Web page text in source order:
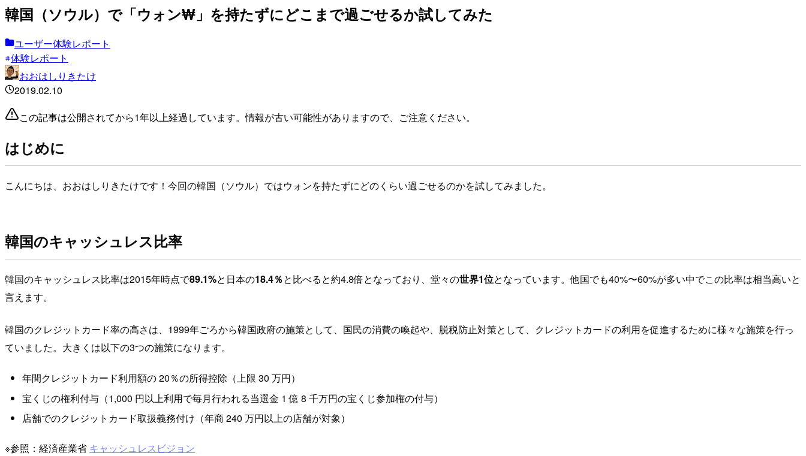
韓国（ソウル）で「ウォン₩」を持たずにどこまで過ごせるか試してみた
ユーザー体験レポート
体験レポート
おおはしりきたけ
2019.02.10
この記事は公開されてから1年以上経過しています。情報が古い可能性がありますので、ご注意ください。
はじめに
こんにちは、おおはしりきたけです！今回の韓国（ソウル）ではウォンを持たずにどのくらい過ごせるのかを試してみました。
韓国のキャッシュレス比率
韓国のキャッシュレス比率は2015年時点で89.1%と日本の18.4％と比べると約4.8倍となっており、堂々の世界1位となっています。他国でも40%〜60%が多い中でこの比率は相当高いと
言えます。
韓国のクレジットカード率の高さは、1999年ごろから韓国政府の施策として、国民の消費の喚起や、脱税防止対策として、クレジットカードの利用を促進するために様々な施策を行っ
ていました。大きくは以下の3つの施策になります。
年間クレジットカード利用額の 20％の所得控除（上限 30 万円）
宝くじの権利付与（1,000 円以上利用で毎月行われる当選金 1 億 8 千万円の宝くじ参加権の付与）
店舗でのクレジットカード取扱義務付け（年商 240 万円以上の店舗が対象）
※参照：経済産業省 キャッシュレスビジョン